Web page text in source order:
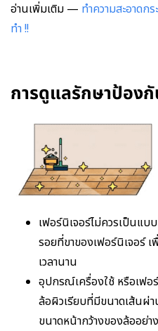
อ่านเพิ่มเติม — ทำความสะอาดก
ทำ !!
การดูแลรักษาป้อง
เฟอร์นิเจอร์ไม่ควรเป็นแ
รอยที่ขาของเฟอร์นิเจอร์
เวลานาน
อุปกรณ์เครื่องใช้ หรือเฟอ
ล้อผิวเรียบที่มีขนาดเส้นผ่
ขนาดหน้ากว้างของล้ออย่